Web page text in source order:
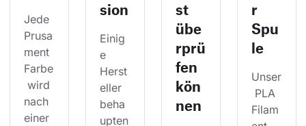
Jede
Prusa
ment
Farbe
wird
nach
einer
sion
Einig
e
Herst
eller
beha
upten
st
übe
rprü
fen
kön
nen
r
Spu
le
Unser
PLA
Filam